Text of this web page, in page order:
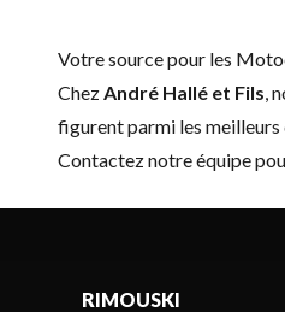
Votre source pour les
ChezAndré Hallé et Fils,
figurent parmi les
Contactez notre équipe
RIMOUSKI